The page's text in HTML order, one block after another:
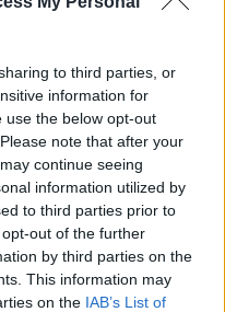
to third parties, or
information for
use the below opt-out
note that after your
continue seeing
information utilized by
to third parties prior to
out of the further
by third parties on the
This information may
on the IAB’s List of
ΑΓΡΟΤΙΚΑ